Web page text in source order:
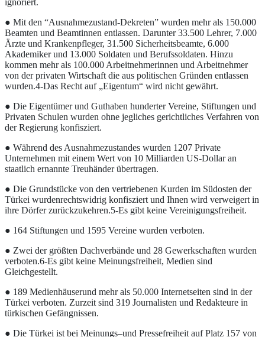
ignoriert.
● Mit den “Ausnahmezustand-Dekreten” wurden mehr als 150.000
Beamten und Beamtinnen entlassen. Darunter 33.500 Lehrer, 7.000
Ärzte und Krankenpfleger, 31.500 Sicherheitsbeamte, 6.000
Akademiker und 13.000 Soldaten und Berufssoldaten. Hinzu
kommen mehr als 100.000 Arbeitnehmerinnen und Arbeitnehmer
von der privaten Wirtschaft die aus politischen Gründen entlassen
wurden.4-Das Recht auf „Eigentum“ wird nicht gewährt.
● Die Eigentümer und Guthaben hunderter Vereine, Stiftungen und
Privaten Schulen wurden ohne jegliches gerichtliches Verfahren von
der Regierung konfisziert.
● Während des Ausnahmezustandes wurden 1207 Private
Unternehmen mit einem Wert von 10 Milliarden US-Dollar an
staatlich ernannte Treuhänder übertragen.
● Die Grundstücke von den vertriebenen Kurden im Südosten der
Türkei wurdenrechtswidrig konfisziert und Ihnen wird verweigert in
ihre Dörfer zurückzukehren.5-Es gibt keine Vereinigungsfreiheit.
● 164 Stiftungen und 1595 Vereine wurden verboten.
● Zwei der größten Dachverbände und 28 Gewerkschaften wurden
verboten.6-Es gibt keine Meinungsfreiheit, Medien sind
Gleichgestellt.
● 189 Medienhäuserund mehr als 50.000 Internetseiten sind in der
Türkei verboten. Zurzeit sind 319 Journalisten und Redakteure in
türkischen Gefängnissen.
● Die Türkei ist bei Meinungs–und Pressefreiheit auf Platz 157 von